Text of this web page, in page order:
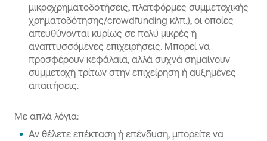
μικροχρηματοδοτήσεις, πλατφόρμες συμμετοχικής
χρηματοδότησης/crowdfunding κλπ.), οι οποίες
απευθύνονται κυρίως σε πολύ μικρές ή
αναπτυσσόμενες επιχειρήσεις. Μπορεί να
προσφέρουν κεφάλαια, αλλά συχνά σημαίνουν
συμμετοχή τρίτων στην επιχείρηση ή αυξημένες
απαιτήσεις.
Με απλά λόγια:
Αν θέλετε επέκταση ή επένδυση, μπορείτε να